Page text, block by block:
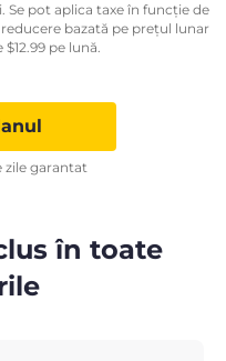
Se pot aplica taxe în funcție de
bazată pe prețul lunar
$12.99 pe lună.
zile garantat
în toate